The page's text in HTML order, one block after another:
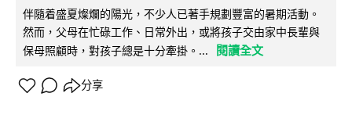
伴隨着盛夏燦爛的陽光，不少人已著手規劃豐富的暑期活動。
然而，父母在忙碌工作、日常外出，或將孩子交由家中長輩與
保母照顧時，對孩子總是十分牽掛。...
閱讀全文
分享